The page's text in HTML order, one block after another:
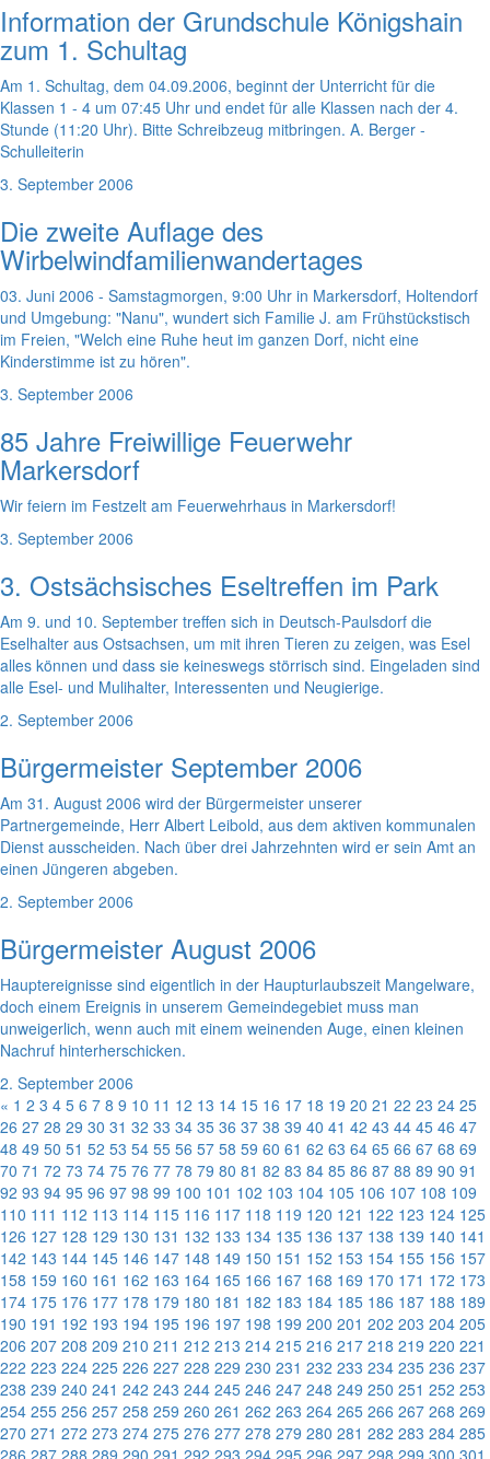
Information der Grundschule Königshain
zum 1. Schultag
Am 1. Schultag, dem 04.09.2006, beginnt der Unterricht für die
Klassen 1 - 4 um 07:45 Uhr und endet für alle Klassen nach der 4.
Stunde (11:20 Uhr). Bitte Schreibzeug mitbringen. A. Berger -
Schulleiterin
3. September 2006
Die zweite Auflage des
Wirbelwindfamilienwandertages
03. Juni 2006 - Samstagmorgen, 9:00 Uhr in Markersdorf, Holtendorf
und Umgebung: "Nanu", wundert sich Familie J. am Frühstückstisch
im Freien, "Welch eine Ruhe heut im ganzen Dorf, nicht eine
Kinderstimme ist zu hören".
3. September 2006
85 Jahre Freiwillige Feuerwehr
Markersdorf
Wir feiern im Festzelt am Feuerwehrhaus in Markersdorf!
3. September 2006
3. Ostsächsisches Eseltreffen im Park
Am 9. und 10. September treffen sich in Deutsch-Paulsdorf die
Eselhalter aus Ostsachsen, um mit ihren Tieren zu zeigen, was Esel
alles können und dass sie keineswegs störrisch sind. Eingeladen sind
alle Esel- und Mulihalter, Interessenten und Neugierige.
2. September 2006
Bürgermeister September 2006
Am 31. August 2006 wird der Bürgermeister unserer
Partnergemeinde, Herr Albert Leibold, aus dem aktiven kommunalen
Dienst ausscheiden. Nach über drei Jahrzehnten wird er sein Amt an
einen Jüngeren abgeben.
2. September 2006
Bürgermeister August 2006
Hauptereignisse sind eigentlich in der Haupturlaubszeit Mangelware,
doch einem Ereignis in unserem Gemeindegebiet muss man
unweigerlich, wenn auch mit einem weinenden Auge, einen kleinen
Nachruf hinterherschicken.
2. September 2006
« 1 2 3 4 5 6 7 8 9 10 11 12 13 14 15 16 17 18 19 20 21 22 23 24 25
26 27 28 29 30 31 32 33 34 35 36 37 38 39 40 41 42 43 44 45 46 47
48 49 50 51 52 53 54 55 56 57 58 59 60 61 62 63 64 65 66 67 68 69
70 71 72 73 74 75 76 77 78 79 80 81 82 83 84 85 86 87 88 89 90 91
92 93 94 95 96 97 98 99 100 101 102 103 104 105 106 107 108 109
110 111 112 113 114 115 116 117 118 119 120 121 122 123 124 125
126 127 128 129 130 131 132 133 134 135 136 137 138 139 140 141
142 143 144 145 146 147 148 149 150 151 152 153 154 155 156 157
158 159 160 161 162 163 164 165 166 167 168 169 170 171 172 173
174 175 176 177 178 179 180 181 182 183 184 185 186 187 188 189
190 191 192 193 194 195 196 197 198 199 200 201 202 203 204 205
206 207 208 209 210 211 212 213 214 215 216 217 218 219 220 221
222 223 224 225 226 227 228 229 230 231 232 233 234 235 236 237
238 239 240 241 242 243 244 245 246 247 248 249 250 251 252 253
254 255 256 257 258 259 260 261 262 263 264 265 266 267 268 269
270 271 272 273 274 275 276 277 278 279 280 281 282 283 284 285